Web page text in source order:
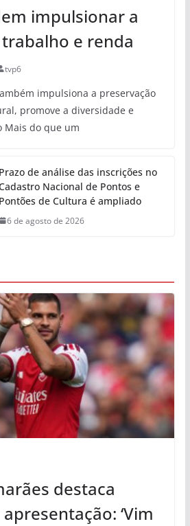
impulsionar a
e renda
tvp6
impulsiona a preservação
promove a diversidade e
Mais do que um
Prazo de análise das inscrições no
Nacional de Pontos e
Pontões de Cultura é ampliado
6 de agosto de 2026
destaca
‘Vim